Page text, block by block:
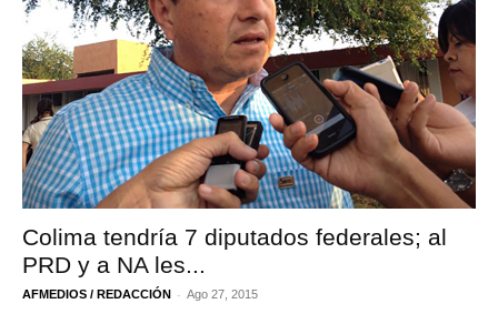
Colima tendría 7 diputados federales; al
PRD y a NA les...
AFMEDIOS / REDACCIÓN - Ago 27, 2015